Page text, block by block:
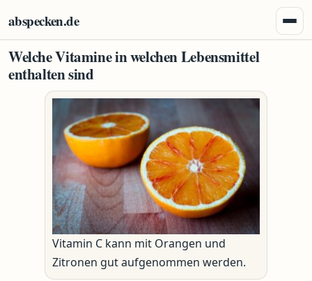
abspecken.de
Welche Vitamine in welchen Lebensmittel
enthalten sind
Vitamin C kann mit Orangen und
Zitronen gut aufgenommen werden.